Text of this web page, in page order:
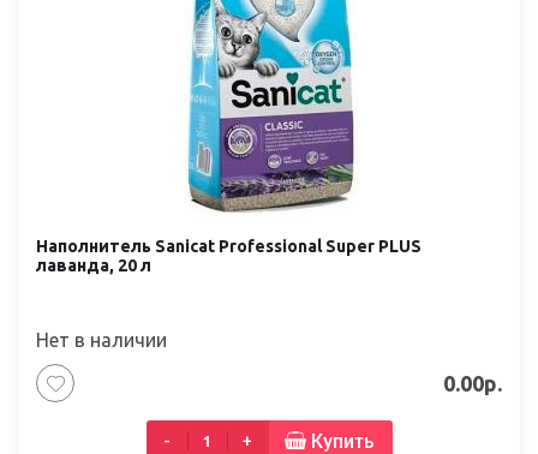
Наполнитель Sanicat Professional Super PLUS
лаванда, 20 л
Нет в наличии
0.00р.
- + Купить